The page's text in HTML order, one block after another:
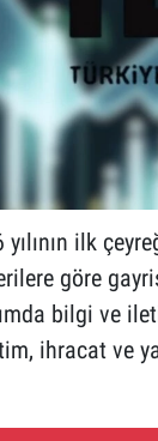
ilk
göre
bilgi ve
ihracat ve